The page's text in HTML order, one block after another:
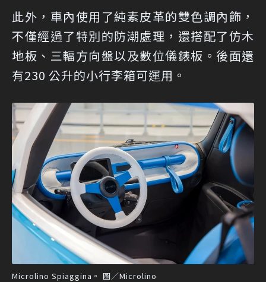
此外，車內使用了純素皮革的雙色調內飾，
不僅經過了特別的防潮處理，還搭配了仿木
地板、三輻方向盤以及數位儀錶板。後面還
有230 公升的小行李箱可運用。
Microlino Spiaggina。 圖／Microlino